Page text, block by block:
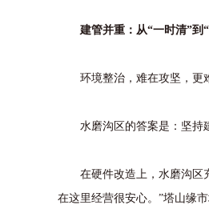
建管并重：从“一时清”到
环境整治，难在攻坚，更难
水磨沟区的答案是：坚持建
在硬件改造上，水磨沟区充
在这里经营很安心。”塔山缘